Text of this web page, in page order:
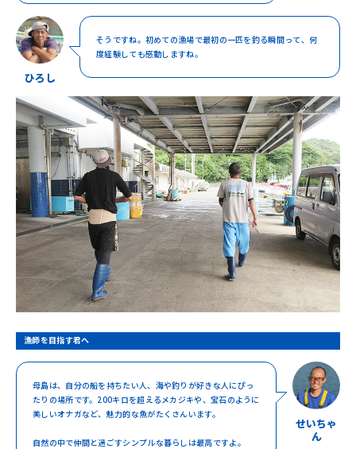
ひろし
そうですね。初めての漁場で最初の一匹を釣る瞬間って、何
度経験しても感動しますね。
漁師を目指す君へ
せいちゃ
ん
母島は、自分の船を持ちたい人、海や釣りが好きな人にぴっ
たりの場所です。200キロを超えるメカジキや、宝石のように
美しいオナガなど、魅力的な魚がたくさんいます。
自然の中で仲間と過ごすシンプルな暮らしは最高ですよ。